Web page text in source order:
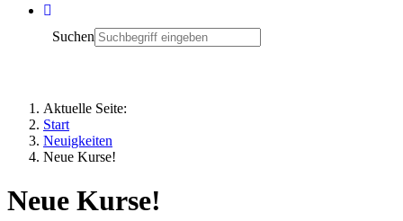
Suchen
Aktuelle Seite:
Start
Neuigkeiten
Neue Kurse!
Neue Kurse!